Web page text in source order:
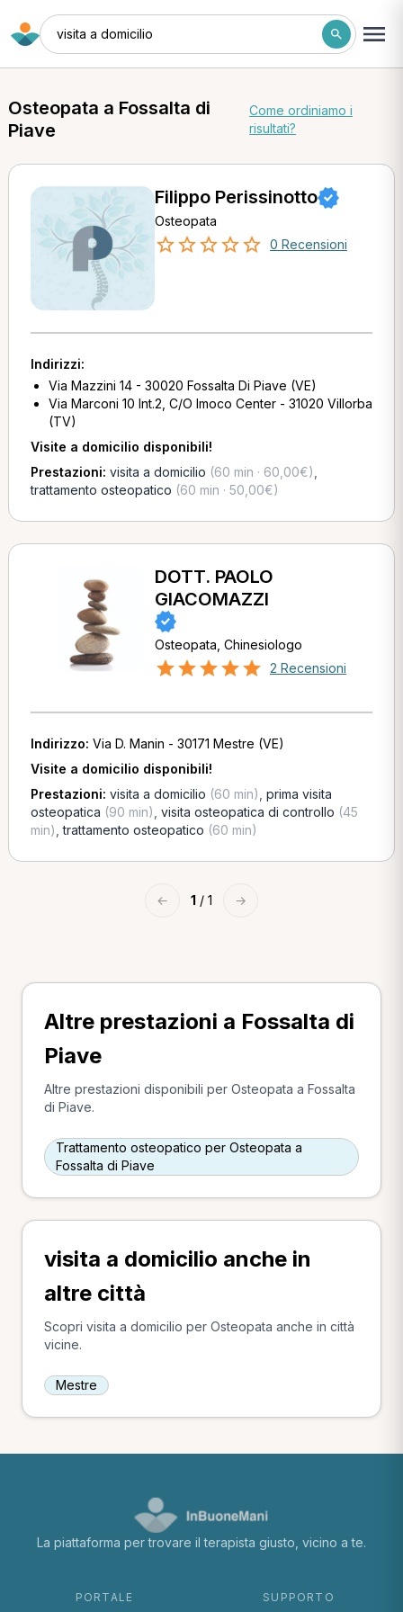
visita a domicilio
Osteopata a Fossalta di
Piave
Come ordiniamo i
risultati?
Filippo Perissinotto
Osteopata
0 Recensioni
Indirizzi:
Via Mazzini 14 - 30020 Fossalta Di Piave (VE)
Via Marconi 10 Int.2, C/O Imoco Center - 31020 Villorba
(TV)
Visite a domicilio disponibili!
Prestazioni: visita a domicilio (60 min · 60,00€)
trattamento osteopatico (60 min · 50,00€)
DOTT. PAOLO
GIACOMAZZI
Osteopata, Chinesiologo
2 Recensioni
Indirizzo: Via D. Manin - 30171 Mestre (VE)
Visite a domicilio disponibili!
Prestazioni: visita a domicilio (60 min) prima visita
osteopatica (90 min) visita osteopatica di controllo (45
min) ,trattamento osteopatico (60 min)
← 1 / 1 →
Altre prestazioni a Fossalta di
Piave
Altre prestazioni disponibili per Osteopata a Fossalta
di Piave.
Trattamento osteopatico per Osteopata a
Fossalta di Piave
visita a domicilio anche in
altre città
Scopri visita a domicilio per Osteopata anche in città
vicine.
Mestre
La piattaforma per trovare il terapista giusto, vicino a te.
PORTALE SUPPORTO